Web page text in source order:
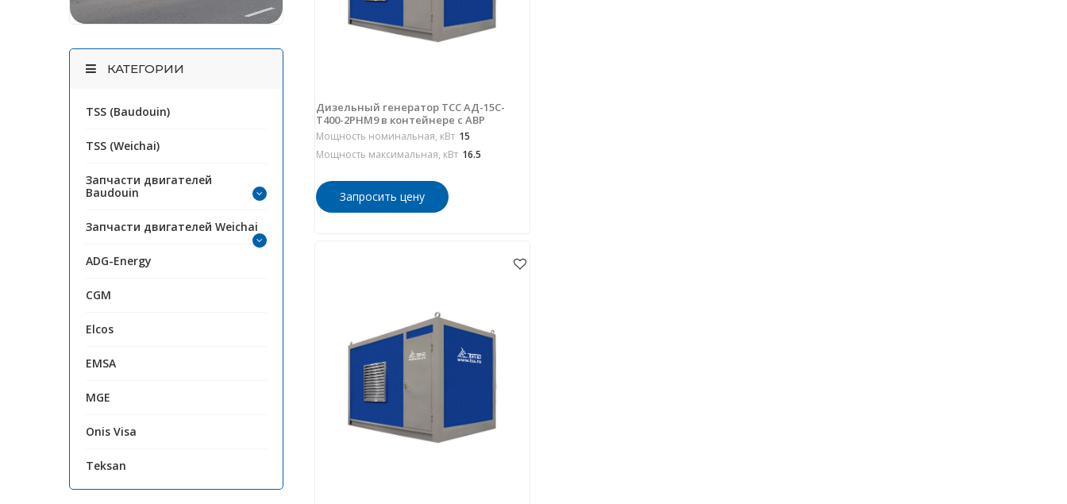
Дизельный генератор ТСС АД-15С-
Т400-2РНМ9 в контейнере с АВР
Мощность номинальная, кВт 15
Мощность максимальная, кВт 16.5
Запросить цену
КАТЕГОРИИ
TSS (Baudouin)
TSS (Weichai)
Запчасти двигателей
Baudouin
Запчасти двигателей Weichai
ADG-Energy
CGM
Elcos
EMSA
MGE
Onis Visa
Teksan